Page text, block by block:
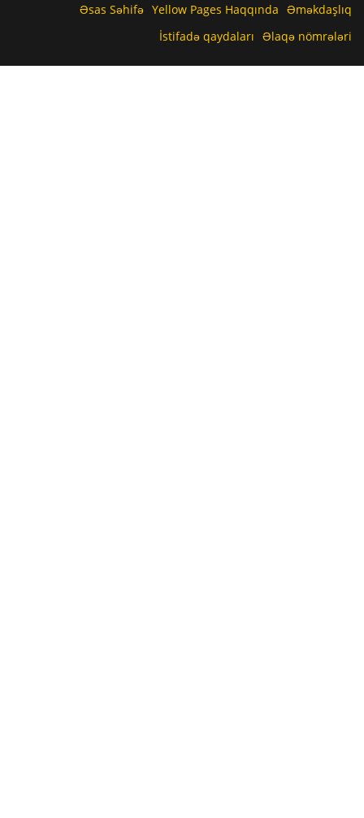
Əsas Səhifə Yellow Pages Haqqında Əməkdaşlıq
İstifadə qaydaları Əlaqə nömrələri